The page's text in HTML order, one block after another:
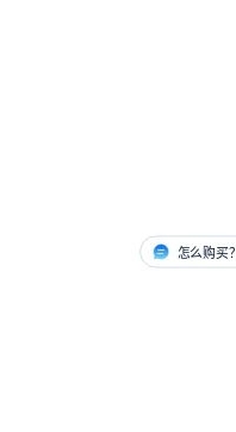
怎么购买？